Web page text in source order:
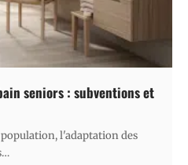
seniors : subventions et
l'adaptation des
…